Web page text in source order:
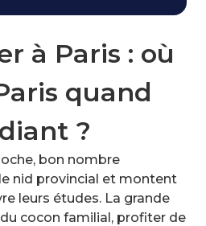
à Paris : où
quand
?
bon nombre
nid provincial et montent
leurs études. La grande
cocon familial, profiter de